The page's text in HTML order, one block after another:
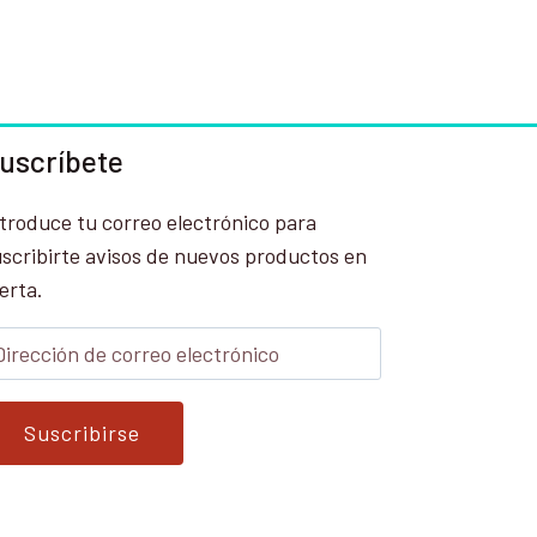
tu correo electrónico para
avisos de nuevos productos en
Suscribirse